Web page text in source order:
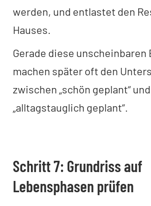
werden, und entlastet den
Hauses.
Gerade diese unscheinbaren
machen später oft den
zwischen „schön geplant“ und
„alltagstauglich geplant“.
Schritt 7: Grundriss auf
Lebensphasen prüfen